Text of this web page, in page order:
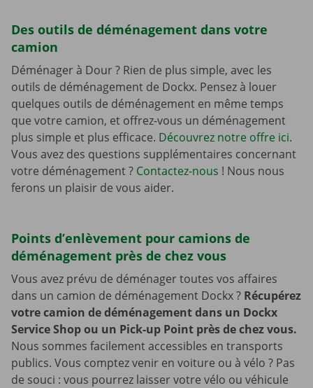
Des outils de déménagement dans votre
camion
Déménager à Dour ? Rien de plus simple, avec les
outils de déménagement de Dockx. Pensez à louer
quelques outils de déménagement en même temps
que votre camion, et offrez-vous un déménagement
plus simple et plus efficace. Découvrez notre offre ici.
Vous avez des questions supplémentaires concernant
votre déménagement ? Contactez-nous ! Nous nous
ferons un plaisir de vous aider.
Points d’enlèvement pour camions de
déménagement près de chez vous
Vous avez prévu de déménager toutes vos affaires
dans un camion de déménagement Dockx ? Récupérez
votre camion de déménagement dans un Dockx
Service Shop ou un Pick-up Point près de chez vous.
Nous sommes facilement accessibles en transports
publics. Vous comptez venir en voiture ou à vélo ? Pas
de souci : vous pourrez laisser votre vélo ou véhicule